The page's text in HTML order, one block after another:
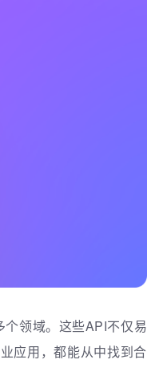
领域。这些API不仅易
应用，都能从中找到合